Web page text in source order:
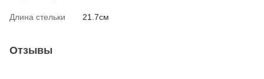
Длина стельки 21.7см
Отзывы